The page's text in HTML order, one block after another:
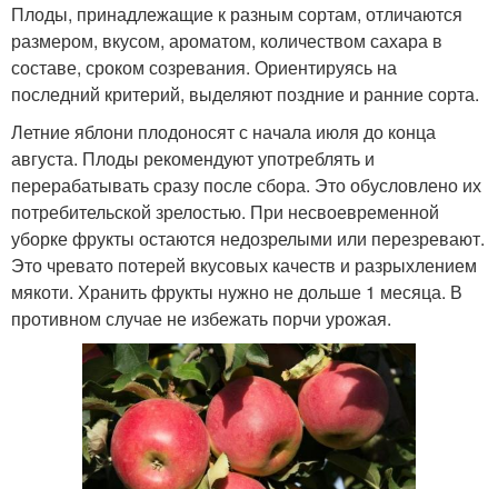
Плоды, принадлежащие к разным сортам, отличаются
размером, вкусом, ароматом, количеством сахара в
составе, сроком созревания. Ориентируясь на
последний критерий, выделяют поздние и ранние сорта.
Летние яблони плодоносят с начала июля до конца
августа. Плоды рекомендуют употреблять и
перерабатывать сразу после сбора. Это обусловлено их
потребительской зрелостью. При несвоевременной
уборке фрукты остаются недозрелыми или перезревают.
Это чревато потерей вкусовых качеств и разрыхлением
мякоти. Хранить фрукты нужно не дольше 1 месяца. В
противном случае не избежать порчи урожая.